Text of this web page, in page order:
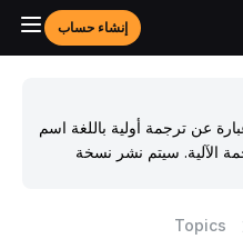
إنشاء حساب
عن ترجمة أولية باللغة اسم
سيتم نشر نسخة